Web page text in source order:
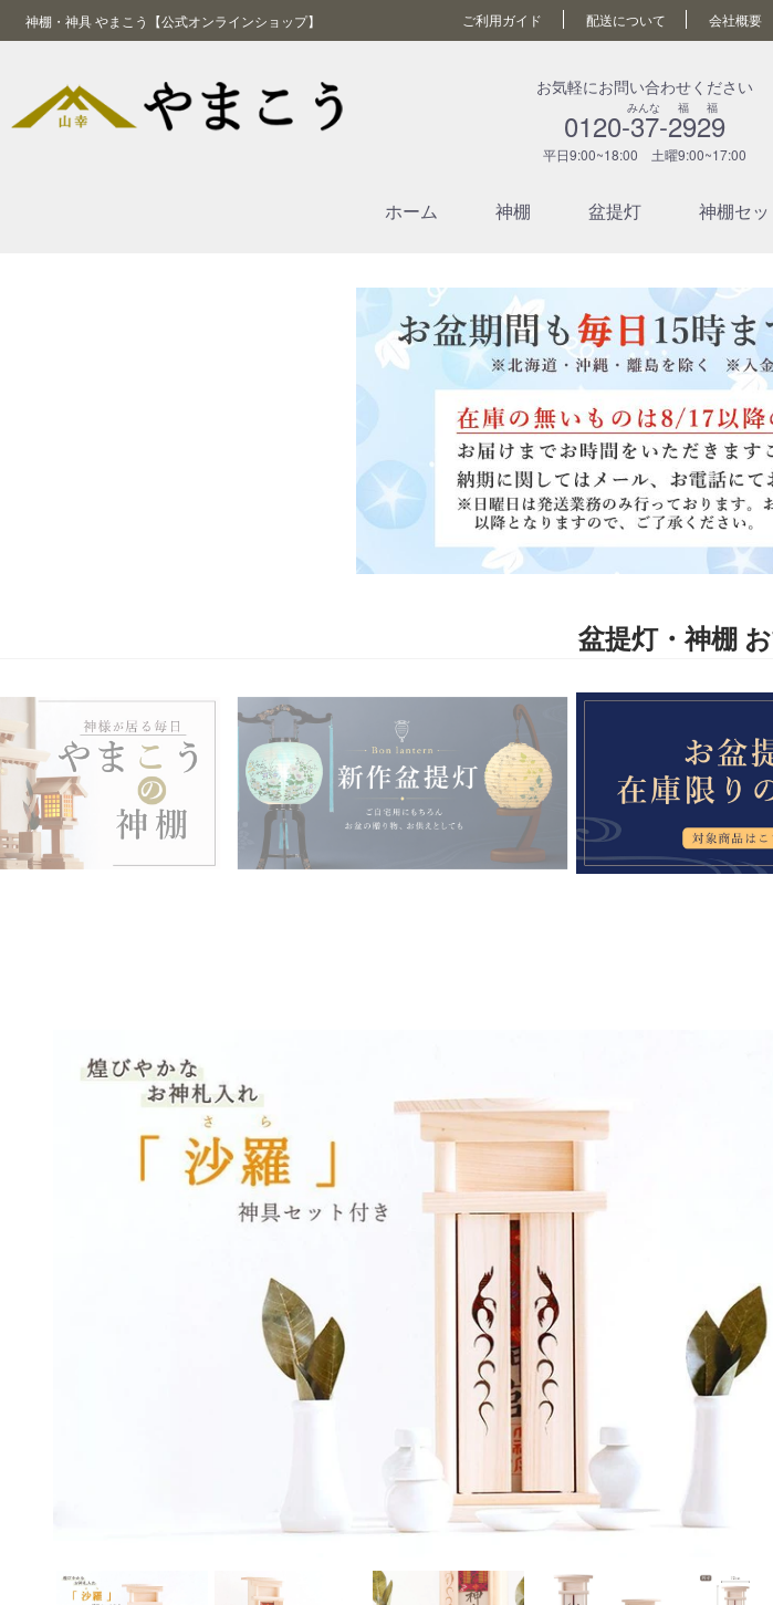
神棚・神具 やまこう【公式オンラインショップ】 ご利用ガイド 配送について 会社概要
お気軽にお問い合わせください
みんな 福 福
0120-37-2929
平日9:00~18:00 土曜9:00~17:00
ホーム 神棚 盆提灯 神棚セッ
盆提灯・神棚